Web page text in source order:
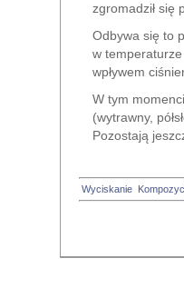
zgromadził się
Odbywa się to
w
wpływem
W tym
(wytrawny,
Pozostają
Wyciskanie